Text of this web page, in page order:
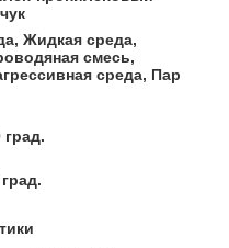
Жидкая среда,
смесь,
среда, Пар
град.